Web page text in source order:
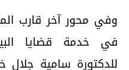
وفي محور آخر قارب
في خدمة قضايا
للدكتورة سامية جلال